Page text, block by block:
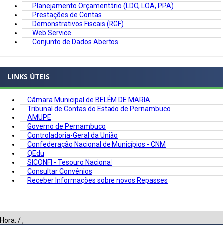
Planejamento Orçamentário (LDO, LOA, PPA)
Prestações de Contas
Demonstrativos Fiscais (RGF)
Web Service
Conjunto de Dados Abertos
LINKS ÚTEIS
Câmara Municipal de BELÉM DE MARIA
Tribunal de Contas do Estado de Pernambuco
AMUPE
Governo de Pernambuco
Controladoria-Geral da União
Confederação Nacional de Municípios - CNM
QEdu
SICONFI - Tesouro Nacional
Consultar Convênios
Receber Informações sobre novos Repasses
Hora: /,